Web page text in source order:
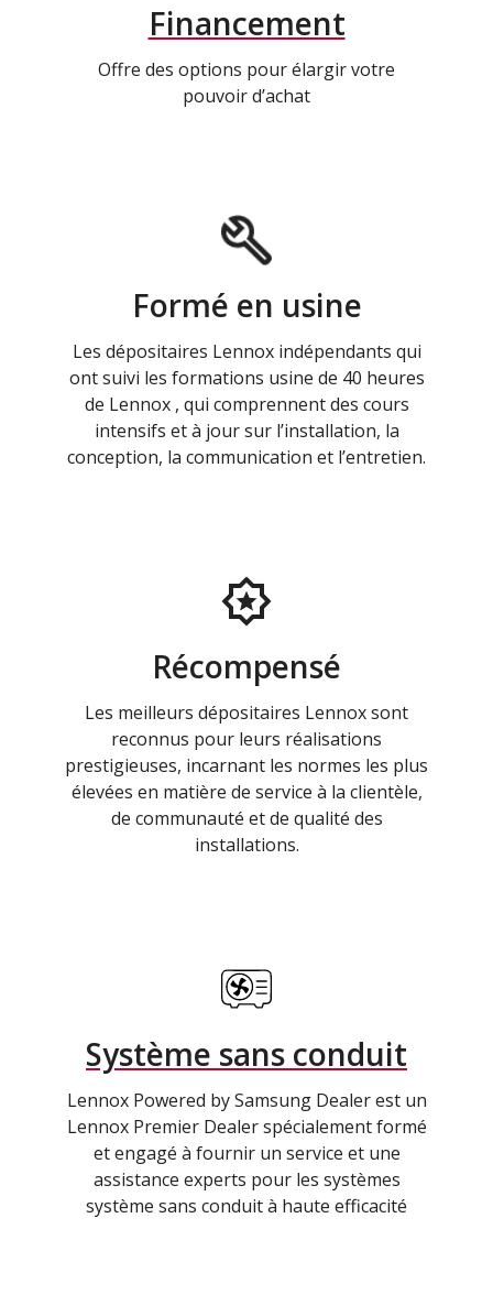
Financement
Offre des options pour élargir votre
pouvoir d’achat
Formé en usine
Les dépositaires Lennox indépendants qui
ont suivi les formations usine de 40 heures
de Lennox , qui comprennent des cours
intensifs et à jour sur l’installation, la
conception, la communication et l’entretien.
Récompensé
Les meilleurs dépositaires Lennox sont
reconnus pour leurs réalisations
prestigieuses, incarnant les normes les plus
élevées en matière de service à la clientèle,
de communauté et de qualité des
installations.
Système sans conduit
Lennox Powered by Samsung Dealer est un
Lennox Premier Dealer spécialement formé
et engagé à fournir un service et une
assistance experts pour les systèmes
système sans conduit à haute efficacité